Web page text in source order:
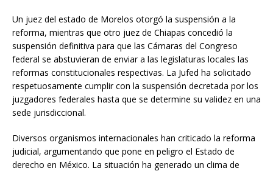
Un juez del estado de Morelos otorgó la suspensión a la
reforma, mientras que otro juez de Chiapas concedió la
suspensión definitiva para que las Cámaras del Congreso
federal se abstuvieran de enviar a las legislaturas locales las
reformas constitucionales respectivas. La Jufed ha solicitado
respetuosamente cumplir con la suspensión decretada por los
juzgadores federales hasta que se determine su validez en una
sede jurisdiccional.
Diversos organismos internacionales han criticado la reforma
judicial, argumentando que pone en peligro el Estado de
derecho en México. La situación ha generado un clima de